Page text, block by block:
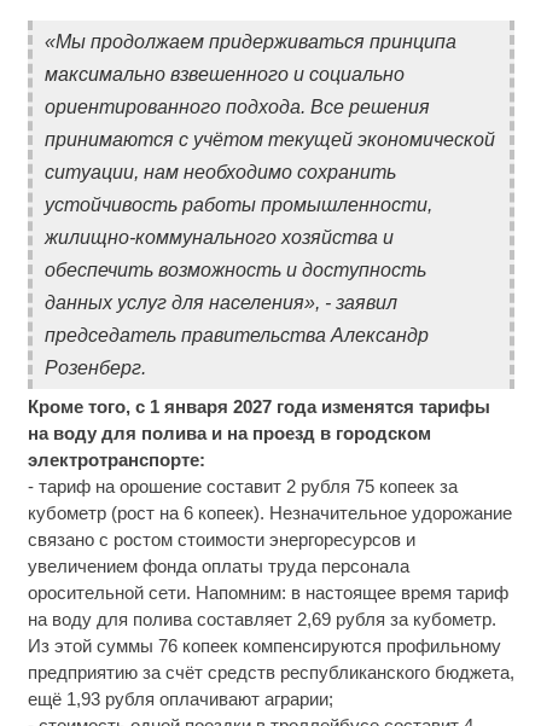
«Мы продолжаем придерживаться принципа
максимально взвешенного и социально
ориентированного подхода. Все решения
принимаются с учётом текущей экономической
ситуации, нам необходимо сохранить
устойчивость работы промышленности,
жилищно-коммунального хозяйства и
обеспечить возможность и доступность
данных услуг для населения», - заявил
председатель правительства Александр
Розенберг.
Кроме того, с 1 января 2027 года изменятся тарифы
на воду для полива и на проезд в городском
электротранспорте:
- тариф на орошение составит 2 рубля 75 копеек за
кубометр (рост на 6 копеек). Незначительное удорожание
связано с ростом стоимости энергоресурсов и
увеличением фонда оплаты труда персонала
оросительной сети. Напомним: в настоящее время тариф
на воду для полива составляет 2,69 рубля за кубометр.
Из этой суммы 76 копеек компенсируются профильному
предприятию за счёт средств республиканского бюджета,
ещё 1,93 рубля оплачивают аграрии;